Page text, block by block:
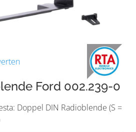
Ford 002.239-0
Doppel DIN Radioblende (S =